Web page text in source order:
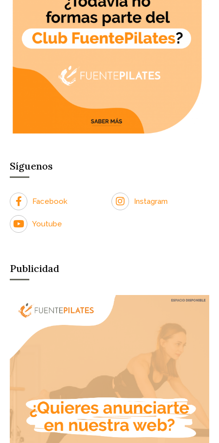
Síguenos
Facebook Instagram
Youtube
Publicidad